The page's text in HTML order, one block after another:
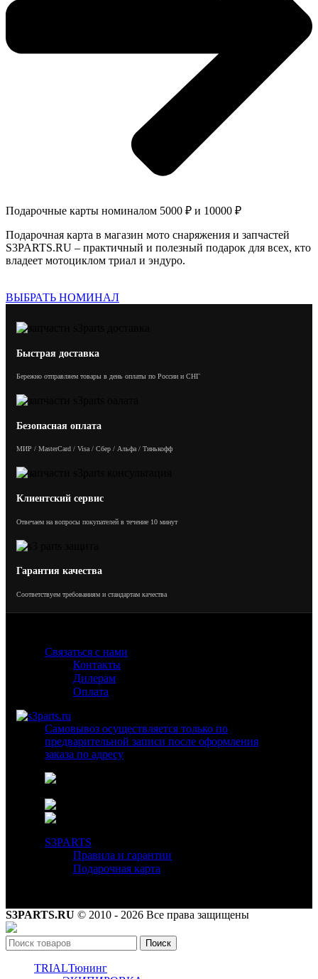
Подарочные карты номиналом 5000 ₽ и 10000 ₽
Подарочная карта в магазин мото снаряжения и запчастей
S3PARTS.RU – практичный и полезный подарок для всех, кто
владеет мотоциклом триал и эндуро.
ВЫБРАТЬ НОМИНАЛ
Быстрая доставка
Бережно отправляем товары в день оплаты по России и СНГ
Безопасная оплата
МИР / MasterCard / Visa / Сбер / Альфа / Тинькофф
Клиентский сервис
Отвечаем на вопросы покупателей в течение 10 минут
Гарантия качества
Соответствуем требованиям и стандартам качества
Связаться с нами
Контакты
Дилерам
Оплата
Самовывоз осуществляется только по
предварительной записи после оформления
заказа по адресу
S3PARTS
Правила и гарантии
Подарочная карта
S3PARTS.RU © 2010 - 2026 Все права защищены
Поиск
TRIALТюнинг